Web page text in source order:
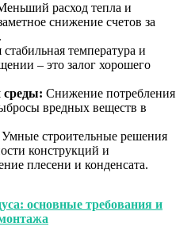
расход тепла и
снижение счетов за
температура и
– это залог хорошего
Снижение потребления
вредных веществ в
Умные строительные решения
конструкций и
плесени и конденсата.
основные требования и